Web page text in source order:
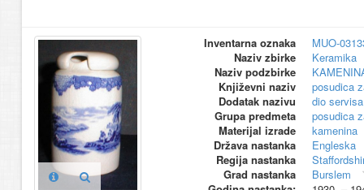
Inventarna oznaka
MUO-
Naziv zbirke
Keramika
Naziv podzbirke
Književni naziv
posudica
Dodatak nazivu
dio
Grupa predmeta
posudica
Materijal izrade
kamenina
Država nastanka
Engleska
Regija nastanka
Grad nastanka
Burslem